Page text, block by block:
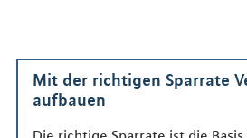
Mit der richtigen Sparrate
aufbauen